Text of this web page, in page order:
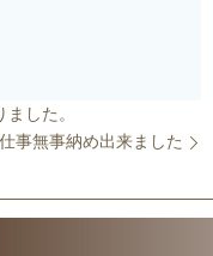
した。
事無事納め出来ました